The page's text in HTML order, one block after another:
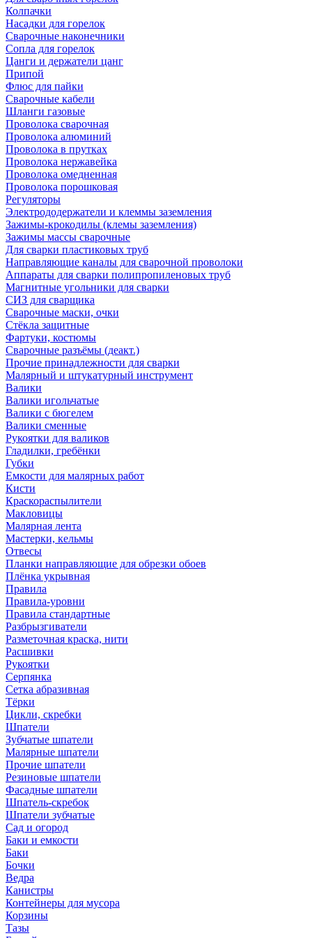
Колпачки
Насадки для горелок
Сварочные наконечники
Сопла для горелок
Цанги и держатели цанг
Припой
Флюс для пайки
Сварочные кабели
Шланги газовые
Проволока сварочная
Проволока алюминий
Проволока в прутках
Проволока нержавейка
Проволока омедненная
Проволока порошковая
Регуляторы
Электрододержатели и клеммы заземления
Зажимы-крокодилы (клемы заземления)
Зажимы массы сварочные
Для сварки пластиковых труб
Направляющие каналы для сварочной проволоки
Аппараты для сварки полипропиленовых труб
Магнитные угольники для сварки
СИЗ для сварщика
Сварочные маски, очки
Стёкла защитные
Фартуки, костюмы
Сварочные разъёмы (деакт.)
Прочие принадлежности для сварки
Малярный и штукатурный инструмент
Валики
Валики игольчатые
Валики с бюгелем
Валики сменные
Рукоятки для валиков
Гладилки, гребёнки
Губки
Емкости для малярных работ
Кисти
Краскораспылители
Макловицы
Малярная лента
Мастерки, кельмы
Отвесы
Планки направляющие для обрезки обоев
Плёнка укрывная
Правила
Правила-уровни
Правила стандартные
Разбрызгиватели
Разметочная краска, нити
Расшивки
Рукоятки
Серпянка
Сетка абразивная
Тёрки
Цикли, скребки
Шпатели
Зубчатые шпатели
Малярные шпатели
Прочие шпатели
Резиновые шпатели
Фасадные шпатели
Шпатель-скребок
Шпатели зубчатые
Сад и огород
Баки и емкости
Баки
Бочки
Ведра
Канистры
Контейнеры для мусора
Корзины
Тазы